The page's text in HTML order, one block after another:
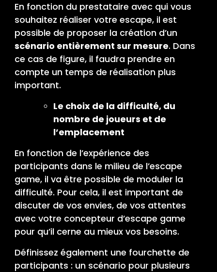
En fonction du prestataire avec qui vous
souhaitez réaliser votre escape, il est
possible de proposer la création d’un
scénario entièrement sur mesure. Dans
ce cas de figure, il faudra prendre en
compte un temps de réalisation plus
important.
Le choix de la difficulté, du
nombre de joueurs et de
l’emplacement
En fonction de l’expérience des
participants dans le milieu de l’escape
game, il va être possible de moduler la
difficulté. Pour cela, il est important de
discuter de vos envies, de vos attentes
avec votre concepteur d’escape game
pour qu’il cerne au mieux vos besoins.
Définissez également une fourchette de
participants : un scénario pour plusieurs